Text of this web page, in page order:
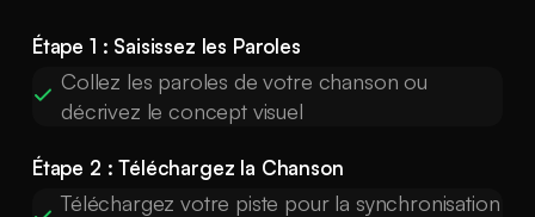
Étape 1 : Saisissez les Paroles
Collez les paroles de votre chanson ou
décrivez le concept visuel
Étape 2 : Téléchargez la Chanson
Téléchargez votre piste pour la synchronisation